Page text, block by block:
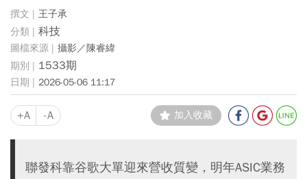
王子承
科技
攝影／陳睿緯
1533期
2026-05-06 11:17
+A -A 加入收藏
聯發科靠谷歌大單迎來營收質變，明年ASIC業務